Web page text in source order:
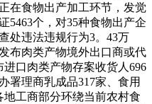
在食物出产加工环节，发觉
5463个，对35种食物出产企
处违法违规行为3。43万
布肉类产物境外出口商或代
口肉类产物存案收货人696
署理商乳成品317家、食用
工商部分环绕当前农村食